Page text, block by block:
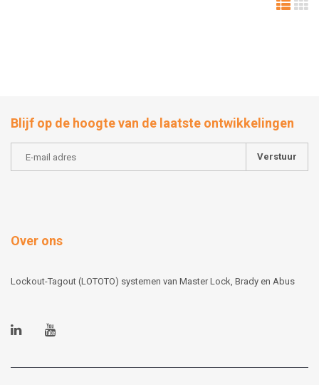
Blijf op de hoogte van de laatste ontwikkelingen
Verstuur
Over ons
Lockout-Tagout (LOTOTO) systemen van Master Lock, Brady en Abus